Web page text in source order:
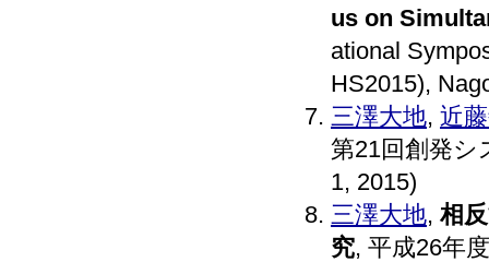
us on
ational
HS2015),
三澤大地, 近
第21回創発シ
1, 2015)
三澤大地, 相
究, 平成26年